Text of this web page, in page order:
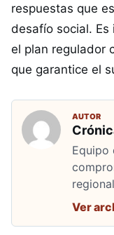
respuestas que
desafío social.
el plan regulador
que garantice el
AUTOR
Equipo
Ver